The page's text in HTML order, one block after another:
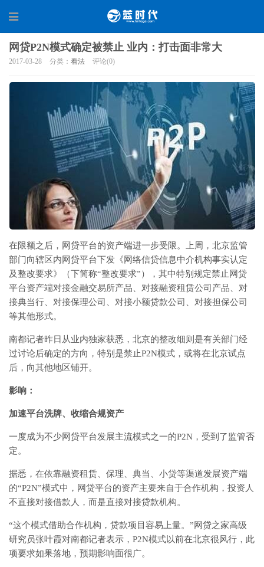
网贷P2N模式确定被禁止 业内：打击面非常大
2017-03-28 分类： 看法 评论(0)
在限额之后，网贷平台的资产端进一步受限。上周，北京监管
部门向辖区内网贷平台下发《网络信贷信息中介机构事实认定
及整改要求》（下简称“整改要求”），其中特别规定禁止网贷
平台资产端对接金融交易所产品、对接融资租赁公司产品、对
接典当行、对接保理公司、对接小额贷款公司、对接担保公司
等其他形式。
南都记者昨日从业内独家获悉，北京的整改细则是有关部门经
过讨论后确定的方向，特别是禁止P2N模式，或将在北京试点
后，向其他地区铺开。
影响：
加速平台洗牌、收缩合规资产
一度成为不少网贷平台发展主流模式之一的P2N，受到了监管否
定。
据悉，在依靠融资租赁、保理、典当、小贷等渠道发展资产端
的“P2N”模式中，网贷平台的资产主要来自于合作机构，投资人
不直接对接借款人，而是直接对接贷款机构。
“这个模式借助合作机构，贷款项目容易上量。”网贷之家高级
研究员张叶霞对南都记者表示，P2N模式以前在北京很风行，此
项要求如果落地，预期影响面很广。